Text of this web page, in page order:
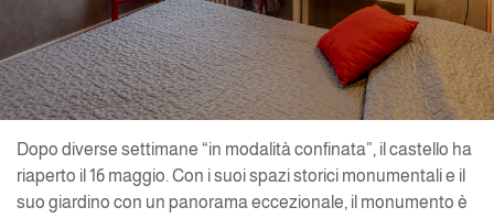
Dopo diverse settimane “in modalità confinata”, il castello ha
riaperto il 16 maggio. Con i suoi spazi storici monumentali e il
suo giardino con un panorama eccezionale, il monumento è